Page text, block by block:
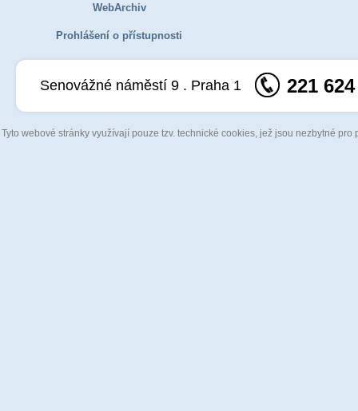
WebArchiv
Prohlášení o přístupnosti
Senovážné náměstí 9 . Praha 1 221
Tyto webové stránky využívají pouze tzv. technické cookies, jež jsou nezbytné